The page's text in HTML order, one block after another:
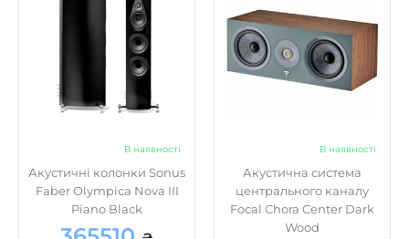
В наявності
Faber Olympica Nova III
365510₴
Купити
центрального каналу
Wood
20060₴